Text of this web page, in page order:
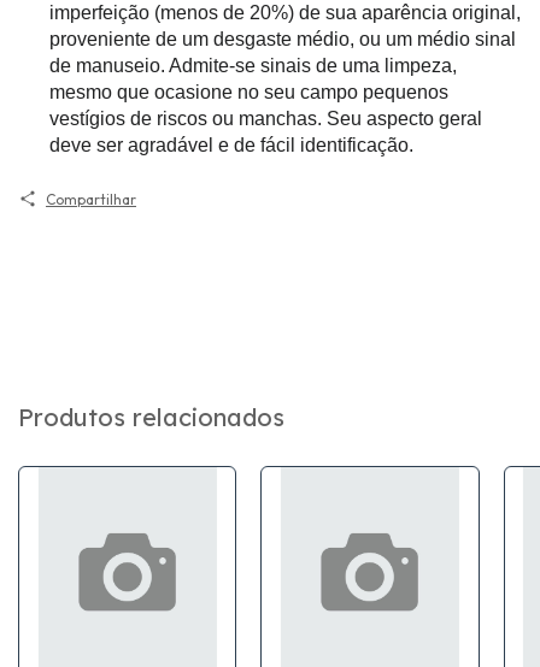
imperfeição (menos de 20%) de sua aparência original,
proveniente de um desgaste médio, ou um médio sinal
de manuseio. Admite-se sinais de uma limpeza,
mesmo que ocasione no seu campo pequenos
vestígios de riscos ou manchas. Seu aspecto geral
deve ser agradável e de fácil identificação.
Compartilhar
Produtos relacionados